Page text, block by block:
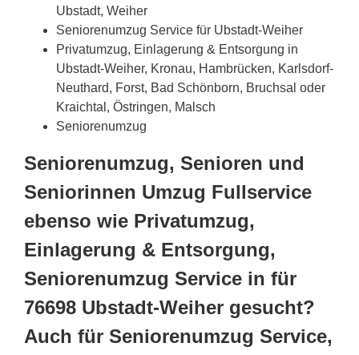
Ubstadt, Weiher
Seniorenumzug Service für Ubstadt-Weiher
Privatumzug, Einlagerung & Entsorgung in
Ubstadt-Weiher, Kronau, Hambrücken, Karlsdorf-
Neuthard, Forst, Bad Schönborn, Bruchsal oder
Kraichtal, Östringen, Malsch
Seniorenumzug
Seniorenumzug, Senioren und
Seniorinnen Umzug Fullservice
ebenso wie Privatumzug,
Einlagerung & Entsorgung,
Seniorenumzug Service in für
76698 Ubstadt-Weiher gesucht?
Auch für Seniorenumzug Service,